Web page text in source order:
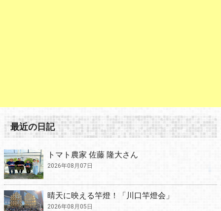
最近の日記
トマト農家 佐藤 隆大さん
2026年08月07日
晴天に映える竿燈！「川口竿燈会」
2026年08月05日